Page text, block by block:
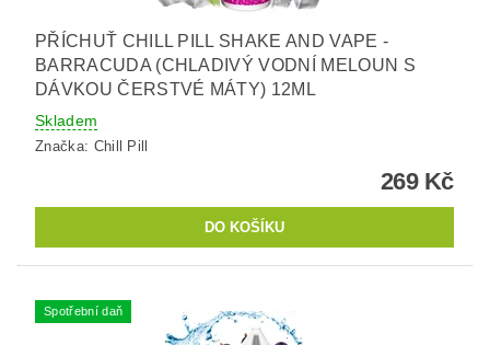
PŘÍCHUŤ CHILL PILL SHAKE AND VAPE -
BARRACUDA (CHLADIVÝ VODNÍ MELOUN S
DÁVKOU ČERSTVÉ MÁTY) 12ML
Skladem
Značka: Chill Pill
269 Kč
Spotřební daň